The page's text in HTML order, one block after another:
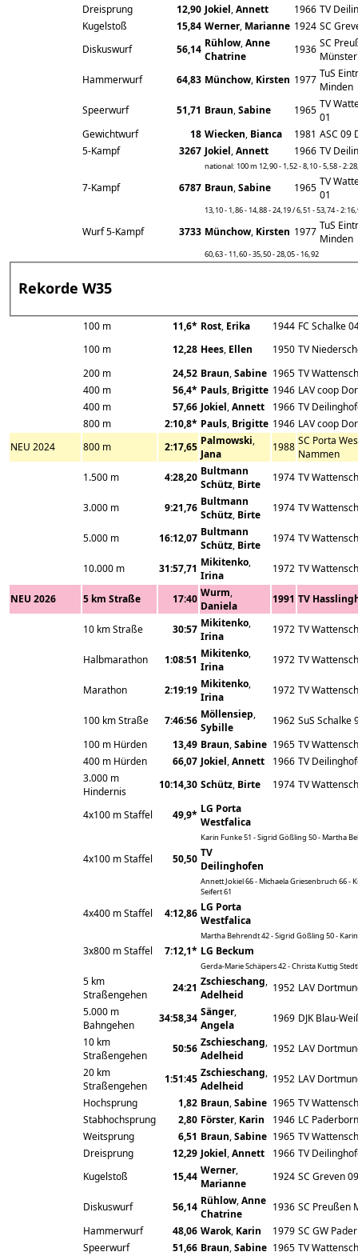
Dreisprung
12,90 Jokiel,Annett 1966 TV
Kugelstoß
15,84 Werner, Marianne 1924 SC
Diskuswurf
56,14 Rühlow,Anne
Chatrine
1936 SC
Münster
Hammerwurf
64,83 Münchow, Kirsten 1977 TuS
Minden
Speerwurf
51,71 Braun,Sabine 1965 TV
01
Gewichtwurf
18 Wiecken, Bianca 1981 ASC 09
5-Kampf
3267 Jokiel,Annett 1966 TV
national: 100 m 12,90 - 1,52 - 8,10 - 5,58 -
7-Kampf 6787 Braun,Sabine 1965 TV
01
13,10 - 1,86 - 14,88 - 24,19 / 6,51 - 53,74 -
Wurf 5-Kampf 3733 Münchow, Kirsten 1977 TuS
Minden
60,63 - 11,60 - 35,50 - 28,05 - 16,92
Rekorde W35
100 m 11,6* Rost, Erika 1944 FC Schalke
100 m
12,28 Hees, Ellen 1950 TV
200 m
24,52 Braun,Sabine 1965 TV
400 m
56,4* Pauls, Brigitte 1946 LAV coop
400 m
57,66 Jokiel,Annett 1966 TV
800 m
2:10,8* Pauls, Brigitte 1946 LAV coop
NEU 2024
800 m 2:17,65 Palmowski,
Jana
1988 SC Porta
Nammen
1.500 m
4:28,20 Bultmann
Schütz, Birte
1974 TV
3.000 m 9:21,76 Bultmann
Schütz, Birte
1974 TV
5.000 m 16:12,07 Bultmann
Schütz, Birte
1974 TV
10.000 m 31:57,71 Mikitenko,
Irina
1972 TV
NEU 2026 5 km Straße 17:40 Wurm,
Daniela
1991 TV
10 km Straße 30:57 Mikitenko,
Irina
1972 TV
Halbmarathon 1:08:51 Mikitenko,
Irina
1972 TV
Marathon 2:19:19 Mikitenko,
Irina
1972 TV
100 km Straße 7:46:56 Möllensiep,
Sybille
1962 SuS Schalke
100 m Hürden
13,49 Braun,Sabine 1965 TV
400 m Hürden
66,07 Jokiel,Annett 1966 TV
3.000 m
Hindernis
10:14,30 Schütz, Birte 1974 TV
4x100 m Staffel 49,9* LG Porta
Westfalica
Karin Funke 51 - Sigrid Gößling 50 - Martha
4x100 m Staffel 50,50 TV
Deilinghofen
Annett Jokiel 66 - Michaela Griesenbruch 66 -
Seifert 61
4x400 m Staffel 4:12,86 LG Porta
Westfalica
Martha Behrendt 42 - Sigrid Gößling 50 -
3x800 m Staffel 7:12,1* LG Beckum
Gerda-Marie Schäpers 42 - Christa Kuttig
5 km
Straßengehen
24:21 Zschieschang,
Adelheid
1952 LAV
5.000 m
Bahngehen
34:58,34 Sänger,
Angela
1969 DJK Blau-
10 km
Straßengehen
50:56 Zschieschang,
Adelheid
1952 LAV
20 km
Straßengehen
1:51:45 Zschieschang,
Adelheid
1952 LAV
Hochsprung
1,82 Braun,Sabine 1965 TV
Stabhochsprung
2,80 Förster, Karin 1946 LC Paderborn
Weitsprung
6,51 Braun,Sabine 1965 TV
Dreisprung
12,29 Jokiel,Annett 1966 TV
Kugelstoß
15,44 Werner,
Marianne
1924 SC Greven 09
Diskuswurf 56,14 Rühlow,Anne
Chatrine
1936 SC Preußen
Hammerwurf
48,06 Warok, Karin 1979 SC GW
Speerwurf
51,66 Braun,Sabine 1965 TV